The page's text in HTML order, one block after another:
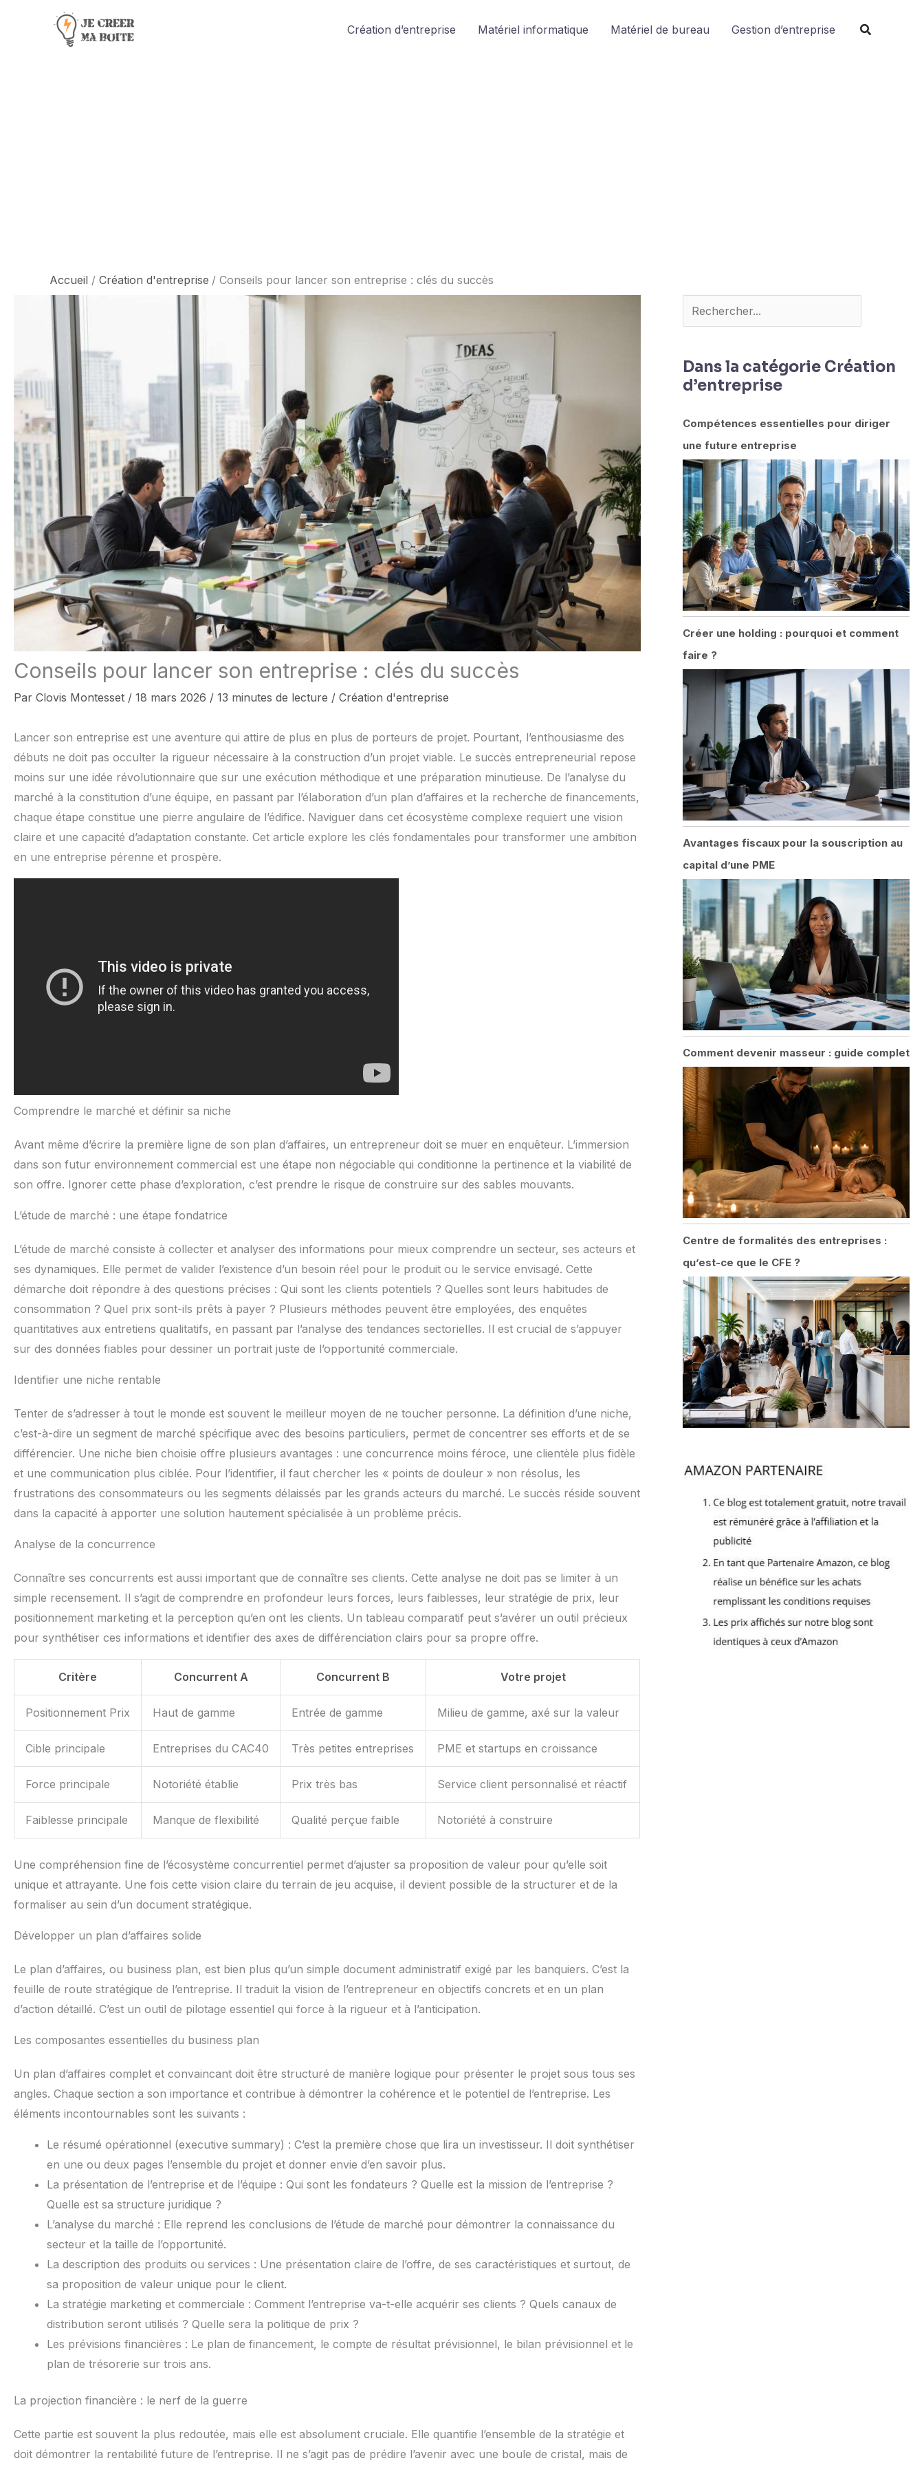
Création d’entreprise Matériel informatique Matériel de bureau Gestion d’entreprise
Accueil Création d'entreprise Conseils pour lancer son entreprise : clés du succès
Conseils pour lancer son entreprise : clés du succès
Par Clovis Montesset / 18 mars 2026 / 13 minutes de lecture / Création d'entreprise
Lancer son entreprise est une aventure qui attire de plus en plus de porteurs de projet. Pourtant, l’enthousiasme des
débuts ne doit pas occulter la rigueur nécessaire à la construction d’un projet viable. Le succès entrepreneurial repose
moins sur une idée révolutionnaire que sur une exécution méthodique et une préparation minutieuse. De l’analyse du
marché à la constitution d’une équipe, en passant par l’élaboration d’un plan d’affaires et la recherche de financements,
chaque étape constitue une pierre angulaire de l’édifice. Naviguer dans cet écosystème complexe requiert une vision
claire et une capacité d’adaptation constante. Cet article explore les clés fondamentales pour transformer une ambition
en une entreprise pérenne et prospère.
Comprendre le marché et définir sa niche
Avant même d’écrire la première ligne de son plan d’affaires, un entrepreneur doit se muer en enquêteur. L’immersion
dans son futur environnement commercial est une étape non négociable qui conditionne la pertinence et la viabilité de
son offre. Ignorer cette phase d’exploration, c’est prendre le risque de construire sur des sables mouvants.
L’étude de marché : une étape fondatrice
L’étude de marché consiste à collecter et analyser des informations pour mieux comprendre un secteur, ses acteurs et
ses dynamiques. Elle permet de valider l’existence d’un besoin réel pour le produit ou le service envisagé. Cette
démarche doit répondre à des questions précises : Qui sont les clients potentiels ? Quelles sont leurs habitudes de
consommation ? Quel prix sont-ils prêts à payer ? Plusieurs méthodes peuvent être employées, des enquêtes
quantitatives aux entretiens qualitatifs, en passant par l’analyse des tendances sectorielles. Il est crucial de s’appuyer
sur des données fiables pour dessiner un portrait juste de l’opportunité commerciale.
Identifier une niche rentable
Tenter de s’adresser à tout le monde est souvent le meilleur moyen de ne toucher personne. La définition d’une niche,
c’est-à-dire un segment de marché spécifique avec des besoins particuliers, permet de concentrer ses efforts et de se
différencier. Une niche bien choisie offre plusieurs avantages : une concurrence moins féroce, une clientèle plus fidèle
et une communication plus ciblée. Pour l’identifier, il faut chercher les « points de douleur » non résolus, les
frustrations des consommateurs ou les segments délaissés par les grands acteurs du marché. Le succès réside souvent
dans la capacité à apporter une solution hautement spécialisée à un problème précis.
Analyse de la concurrence
Connaître ses concurrents est aussi important que de connaître ses clients. Cette analyse ne doit pas se limiter à un
simple recensement. Il s’agit de comprendre en profondeur leurs forces, leurs faiblesses, leur stratégie de prix, leur
positionnement marketing et la perception qu’en ont les clients. Un tableau comparatif peut s’avérer un outil précieux
pour synthétiser ces informations et identifier des axes de différenciation clairs pour sa propre offre.
Critère Concurrent A Concurrent B Votre projet
Positionnement Prix Haut de gamme Entrée de gamme Milieu de gamme, axé sur la valeur
Cible principale Entreprises du CAC40 Très petites entreprises PME et startups en croissance
Force principale Notoriété établie Prix très bas Service client personnalisé et réactif
Faiblesse principale Manque de flexibilité Qualité perçue faible Notoriété à construire
Une compréhension fine de l’écosystème concurrentiel permet d’ajuster sa proposition de valeur pour qu’elle soit
unique et attrayante. Une fois cette vision claire du terrain de jeu acquise, il devient possible de la structurer et de la
formaliser au sein d’un document stratégique.
Développer un plan d’affaires solide
Le plan d’affaires, ou business plan, est bien plus qu’un simple document administratif exigé par les banquiers. C’est la
feuille de route stratégique de l’entreprise. Il traduit la vision de l’entrepreneur en objectifs concrets et en un plan
d’action détaillé. C’est un outil de pilotage essentiel qui force à la rigueur et à l’anticipation.
Les composantes essentielles du business plan
Un plan d’affaires complet et convaincant doit être structuré de manière logique pour présenter le projet sous tous ses
angles. Chaque section a son importance et contribue à démontrer la cohérence et le potentiel de l’entreprise. Les
éléments incontournables sont les suivants :
Le résumé opérationnel (executive summary) : C’est la première chose que lira un investisseur. Il doit synthétiser
en une ou deux pages l’ensemble du projet et donner envie d’en savoir plus.
La présentation de l’entreprise et de l’équipe : Qui sont les fondateurs ? Quelle est la mission de l’entreprise ?
Quelle est sa structure juridique ?
L’analyse du marché : Elle reprend les conclusions de l’étude de marché pour démontrer la connaissance du
secteur et la taille de l’opportunité.
La description des produits ou services : Une présentation claire de l’offre, de ses caractéristiques et surtout, de
sa proposition de valeur unique pour le client.
La stratégie marketing et commerciale : Comment l’entreprise va-t-elle acquérir ses clients ? Quels canaux de
distribution seront utilisés ? Quelle sera la politique de prix ?
Les prévisions financières : Le plan de financement, le compte de résultat prévisionnel, le bilan prévisionnel et le
plan de trésorerie sur trois ans.
La projection financière : le nerf de la guerre
Cette partie est souvent la plus redoutée, mais elle est absolument cruciale. Elle quantifie l’ensemble de la stratégie et
doit démontrer la rentabilité future de l’entreprise. Il ne s’agit pas de prédire l’avenir avec une boule de cristal, mais de
e
Dans la catégorie Création
d’entreprise
Compétences essentielles pour diriger
une future entreprise
Créer une holding : pourquoi et comment
faire ?
Avantages fiscaux pour la souscription au
capital d’une PME
Comment devenir masseur : guide complet
Centre de formalités des entreprises :
qu’est-ce que le CFE ?